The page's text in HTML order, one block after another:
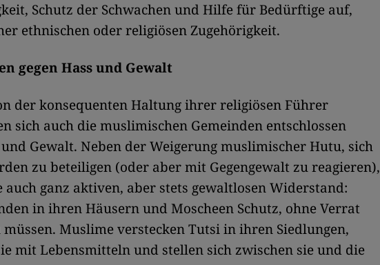
Schutz der Schwachen und Hilfe für Bedürftige auf,
ethnischen oder religiösen Zugehörigkeit.
gegen Hass und Gewalt
der konsequenten Haltung ihrer religiösen Führer
sich auch die muslimischen Gemeinden entschlossen
und Gewalt. Neben der Weigerung muslimischer Hutu, sich
zu beteiligen (oder aber mit Gegengewalt zu reagieren),
auch ganz aktiven, aber stets gewaltlosen Widerstand:
in ihren Häusern und Moscheen Schutz, ohne Verrat
Muslime verstecken Tutsi in ihren Siedlungen,
mit Lebensmitteln und stellen sich zwischen sie und die